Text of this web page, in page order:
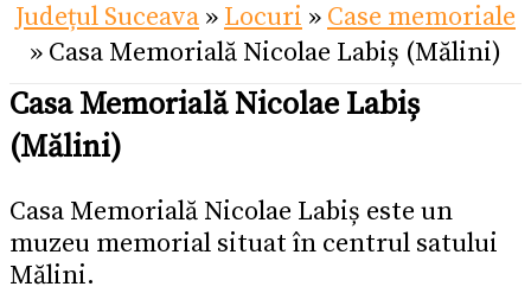
Județul Suceava » Locuri » Case memoriale
» Casa Memorială Nicolae Labiș (Mălini)
Casa Memorială Nicolae Labiș
(Mălini)
Casa Memorială Nicolae Labiș este un
muzeu memorial situat în centrul satului
Mălini.